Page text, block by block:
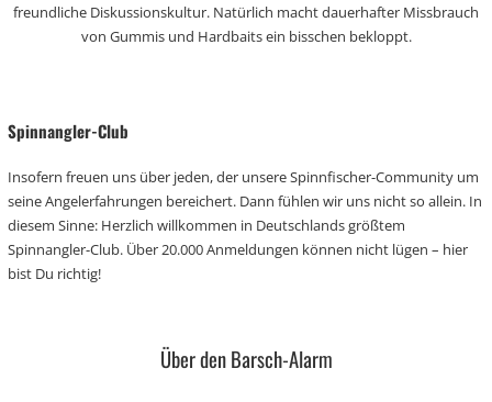
freundliche Diskussionskultur. Natürlich macht dauerhafter Missbrauch
von Gummis und Hardbaits ein bisschen bekloppt.
Spinnangler-Club
Insofern freuen uns über jeden, der unsere Spinnfischer-Community um
seine Angelerfahrungen bereichert. Dann fühlen wir uns nicht so allein. In
diesem Sinne: Herzlich willkommen in Deutschlands größtem
Spinnangler-Club. Über 20.000 Anmeldungen können nicht lügen – hier
bist Du richtig!
Über den Barsch-Alarm